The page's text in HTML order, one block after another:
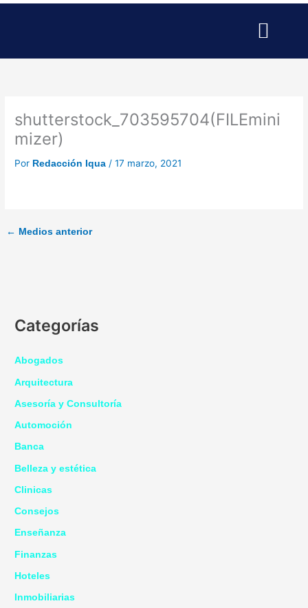
Ir
shutterstock_703595704(FILEmini
mizer)
Por Redacción Iqua/17 marzo, 2021
← Medios anterior
Categorías
Abogados
Arquitectura
Asesoría y Consultoría
Automoción
Banca
Belleza y estética
Clinicas
Consejos
Enseñanza
Finanzas
Hoteles
Inmobiliarias